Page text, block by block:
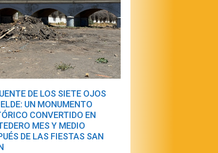
DE LOS SIETE OJOS
UN MONUMENTO
CONVERTIDO EN
MES Y MEDIO
DE LAS FIESTAS SAN